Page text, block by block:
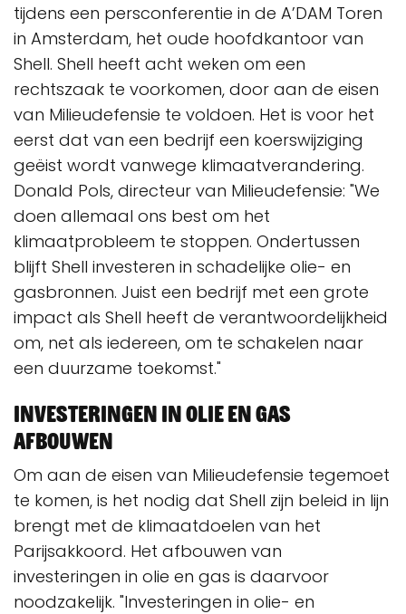
tijdens een persconferentie in de A’DAM Toren
in Amsterdam, het oude hoofdkantoor van
Shell. Shell heeft acht weken om een
rechtszaak te voorkomen, door aan de eisen
van Milieudefensie te voldoen. Het is voor het
eerst dat van een bedrijf een koerswijziging
geëist wordt vanwege klimaatverandering.
Donald Pols, directeur van Milieudefensie: "We
doen allemaal ons best om het
klimaatprobleem te stoppen. Ondertussen
blijft Shell investeren in schadelijke olie- en
gasbronnen. Juist een bedrijf met een grote
impact als Shell heeft de verantwoordelijkheid
om, net als iedereen, om te schakelen naar
een duurzame toekomst."
Investeringen in olie en gas
afbouwen
Om aan de eisen van Milieudefensie tegemoet
te komen, is het nodig dat Shell zijn beleid in lijn
brengt met de klimaatdoelen van het
Parijsakkoord. Het afbouwen van
investeringen in olie en gas is daarvoor
noodzakelijk. "Investeringen in olie- en